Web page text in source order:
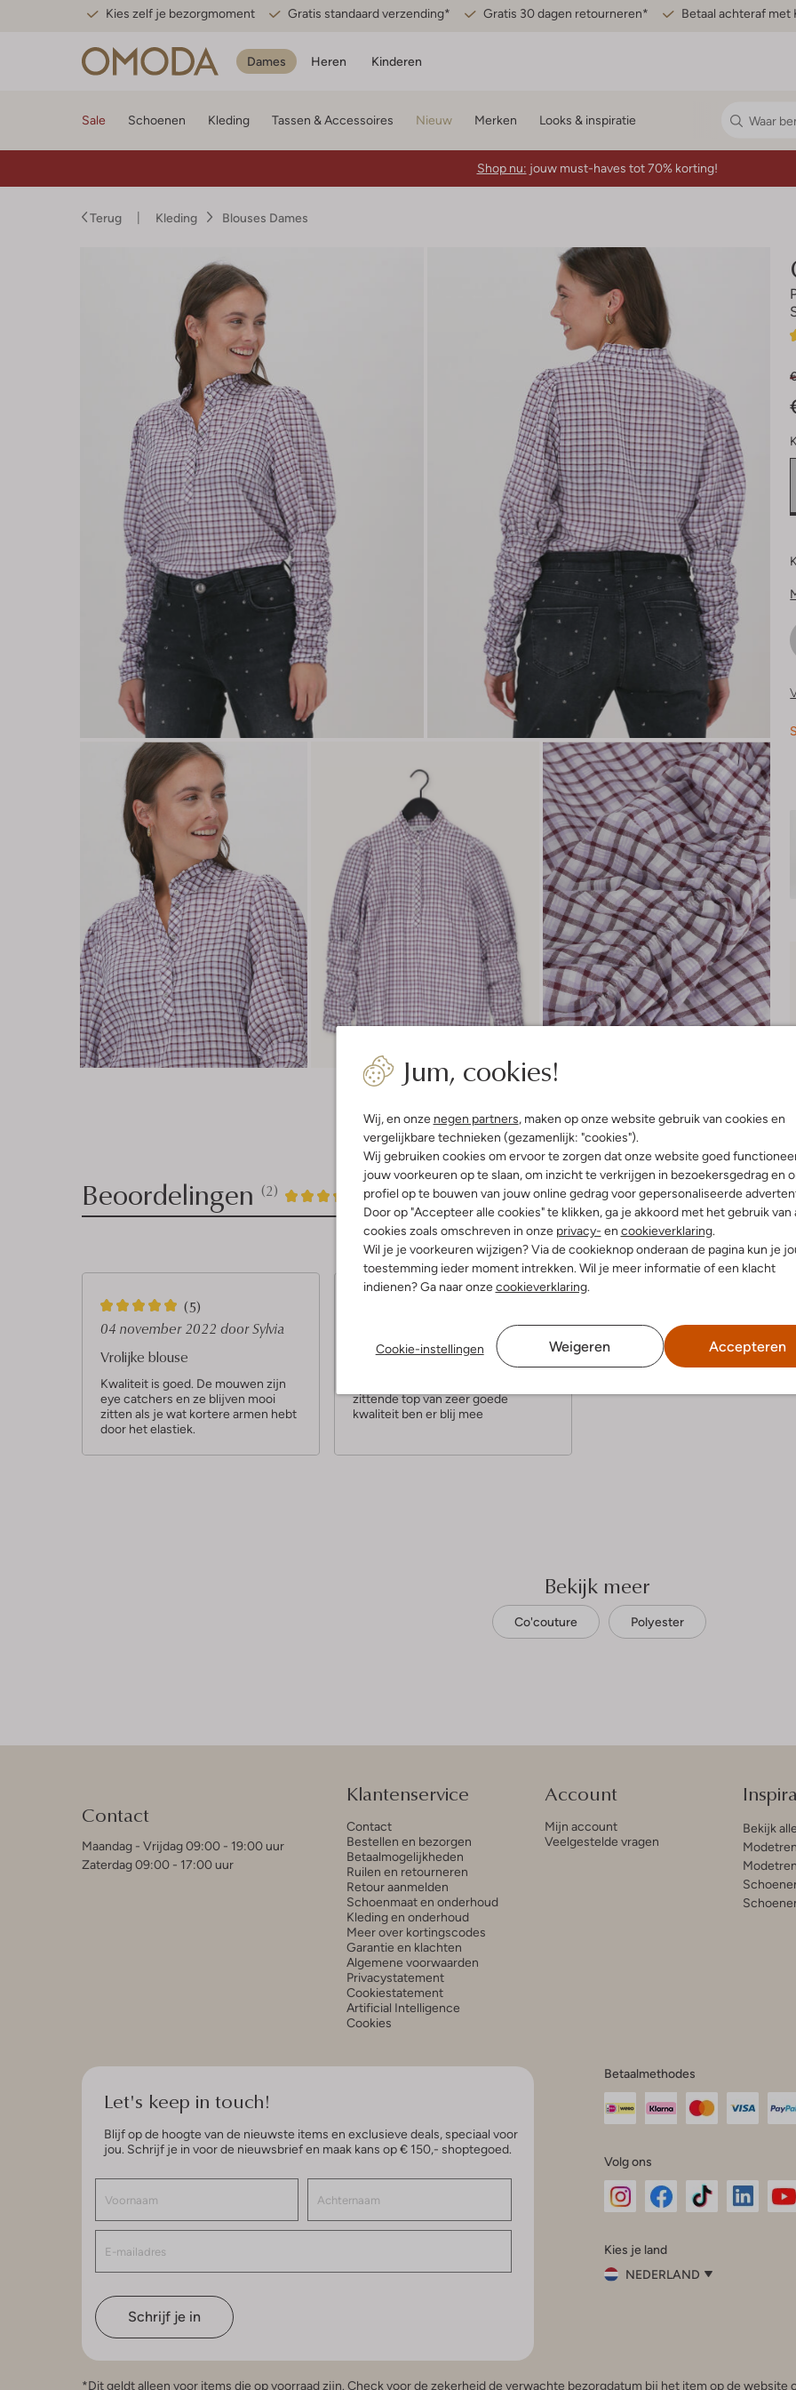
Kies zelf je bezorgmoment Gratis standaard verzending* Gratis 30 dagen retourneren* Betaal achteraf met
Dames Heren Kinderen
Jum, cookies!
Wij, en onze negen partners, maken op onze website gebruik van cookies en
vergelijkbare technieken (gezamenlijk: "cookies").
Wij gebruiken cookies om ervoor te zorgen dat onze website goed
jouw voorkeuren op te slaan, om inzicht te verkrijgen in bezoekersgedrag en
profiel op te bouwen van jouw online gedrag voor gepersonaliseerde
Door op "Accepteer alle cookies" te klikken, ga je akkoord met het gebruik van
cookies zoals omschreven in onze privacy- en cookieverklaring.
Wil je je voorkeuren wijzigen? Via de cookieknop onderaan de pagina kun je
toestemming ieder moment intrekken. Wil je meer informatie of een klacht
indienen? Ga naar onzecookieverklaring.
Cookie-instellingen Weigeren Accepteren
Sale Schoenen Kleding Tassen & Accessoires Nieuw Merken Looks & inspiratie
Shop nu: jouw must-haves tot 70% korting!
Terug Kleding Blouses Dames
Product informatie
Beoordelingen (2) 4/5
2
4
5
S
t
e
r
r
e
(5)
04 november 2022 door Sylvia
Vrolijke blouse
Kwaliteit is goed. De mouwen zijn
eye catchers en ze blijven mooi
zitten als je wat kortere armen hebt
door het elastiek.
r
e
door thea
zittende top van zeer goede
kwaliteit ben er blij mee
Bekijk meer
Co'couture Polyester
Contact
Maandag - Vrijdag 09:00 - 19:00 uur
Zaterdag 09:00 - 17:00 uur
Klantenservice
Contact
Bestellen en bezorgen
Betaalmogelijkheden
Ruilen en retourneren
Retour aanmelden
Schoenmaat en onderhoud
Kleding en onderhoud
Meer over kortingscodes
Garantie en klachten
Algemene voorwaarden
Privacystatement
Cookiestatement
Artificial Intelligence
Cookies
Account
Mijn account
Veelgestelde vragen
Bekijk
Let's keep in touch!
Blijf op de hoogte van de nieuwste items en exclusieve deals, speciaal voor
jou. Schrijf je in voor de nieuwsbrief en maak kans op € 150,- shoptegoed.
Schrijf je in
Betaalmethodes
Volg ons
InstagramFacebook
Kies je land
NEDERLAND
België (Nederlands)
*Dit geldt alleen voor items die op voorraad zijn. Check voor de zekerheid de verwachte bezorgdatum bij het item op de website